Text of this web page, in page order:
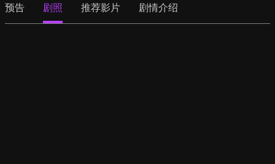
预告 剧照 推荐影片 剧情介绍